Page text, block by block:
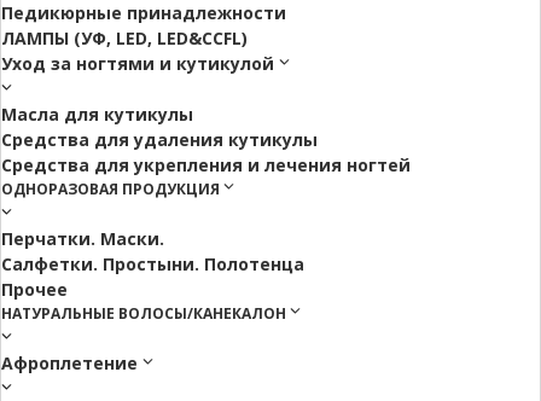
Педикюрные принадлежности
ЛАМПЫ (УФ, LED, LED&CCFL)
Уход за ногтями и кутикулой
Масла для кутикулы
Средства для удаления кутикулы
Средства для укрепления и лечения ногтей
ОДНОРАЗОВАЯ ПРОДУКЦИЯ
Перчатки. Маски.
Салфетки. Простыни. Полотенца
Прочее
НАТУРАЛЬНЫЕ ВОЛОСЫ/КАНЕКАЛОН
Афроплетение